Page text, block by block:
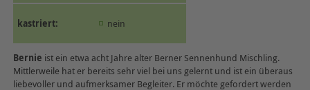
kastriert: nein
Bernie ist ein etwa acht Jahre alter Berner Sennenhund Mischling.
Mittlerweile hat er bereits sehr viel bei uns gelernt und ist ein überaus
liebevoller und aufmerksamer Begleiter. Er möchte gefordert werden